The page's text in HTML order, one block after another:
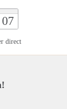
07
direct